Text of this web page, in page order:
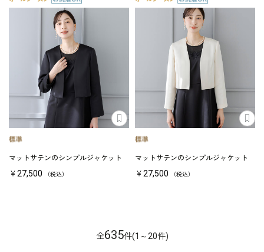
マットサテンのシンプルジャケット
￥27,500 （税込）
マットサテンのシンプルジャケット
￥27,500 （税込）
全635件(1～20件)